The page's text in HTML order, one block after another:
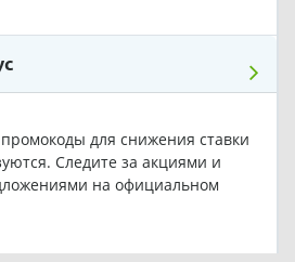
для снижения ставки
Следите за акциями и
на официальном